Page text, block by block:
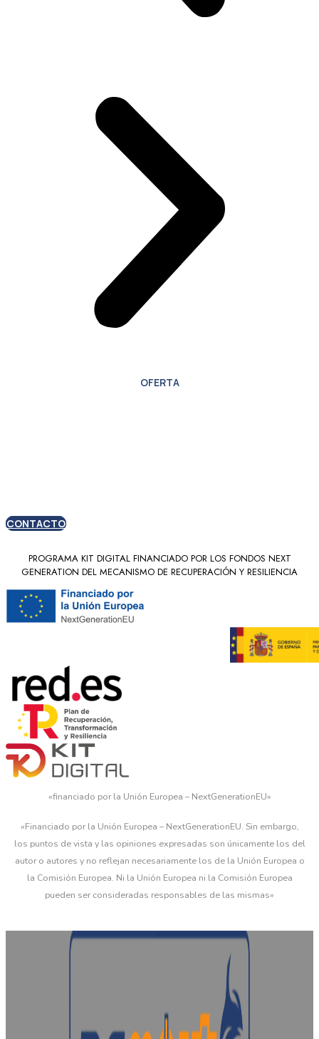
OFERTA
CONTACTO
PROGRAMA KIT DIGITAL FINANCIADO POR LOS FONDOS NEXT
GENERATION DEL MECANISMO DE RECUPERACIÓN Y RESILIENCIA
«financiado por la Unión Europea – NextGenerationEU»
«Financiado por la Unión Europea – NextGenerationEU. Sin embargo,
los puntos de vista y las opiniones expresadas son únicamente los del
autor o autores y no reflejan necesariamente los de la Unión Europea o
la Comisión Europea. Ni la Unión Europea ni la Comisión Europea
pueden ser consideradas responsables de las mismas»